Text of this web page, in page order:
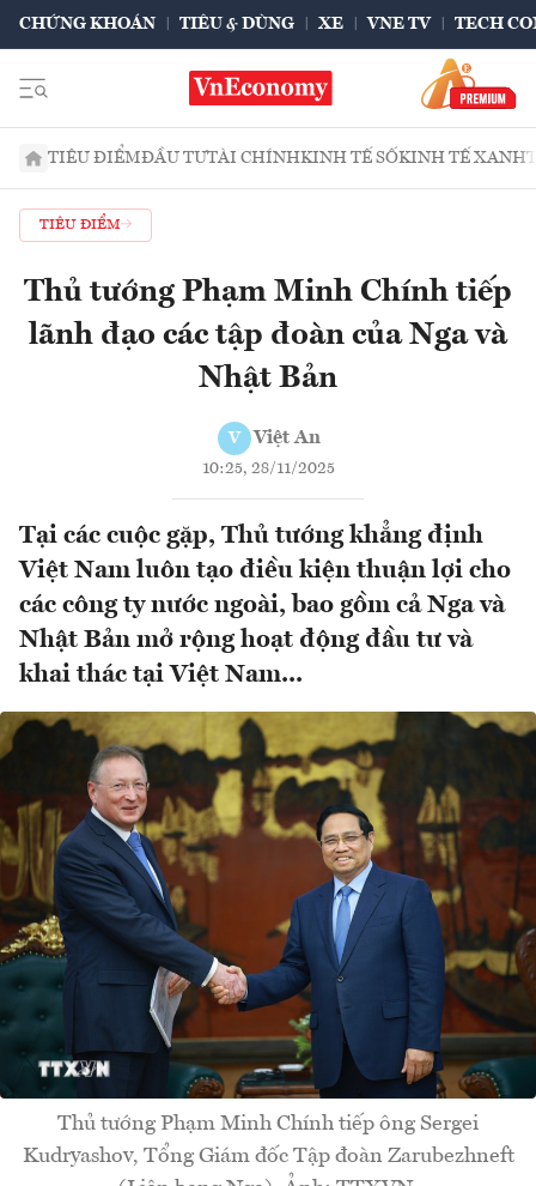
CHỨNG KHOÁN TIÊU & DÙNG XE VNE TV TECH
TIÊU ĐIỂMĐẦU TƯTÀI CHÍNHKINH TẾ SỐKINH TẾ XANH
TIÊU ĐIỂM
Thủ tướng Phạm Minh Chính tiếp
lãnh đạo các tập đoàn của Nga và
Nhật Bản
V Việt An
10:25, 28/11/2025
Tại các cuộc gặp, Thủ tướng khẳng định
Việt Nam luôn tạo điều kiện thuận lợi cho
các công ty nước ngoài, bao gồm cả Nga và
Nhật Bản mở rộng hoạt động đầu tư và
khai thác tại Việt Nam...
Thủ tướng Phạm Minh Chính tiếp ông Sergei
Kudryashov, Tổng Giám đốc Tập đoàn Zarubezhneft